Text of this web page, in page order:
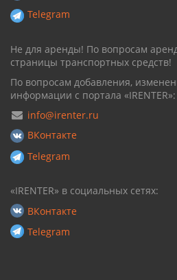
Telegram
Не для аренды! По вопросам
страницы транспортных средств!
По вопросам добавления,
информации с портала «IRENTER»:
info@irenter.ru
ВКонтакте
Telegram
«IRENTER» в социальных сетях:
ВКонтакте
Telegram